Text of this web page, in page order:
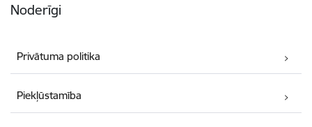
Noderīgi
Privātuma politika
Piekļūstamība